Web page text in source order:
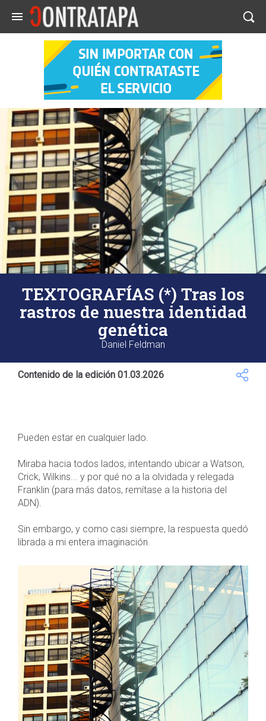
TEXTOGRAFÍAS (*) Tras los
rastros de nuestra identidad
genética
Daniel Feldman
Contenido de la edición 01.03.2026
Pueden estar en cualquier lado.
Miraba hacia todos lados, intentando ubicar a Watson,
Crick, Wilkins... y por qué no a la olvidada y relegada
Franklin (para más datos, remítase a la historia del
ADN).
Sin embargo, y como casi siempre, la respuesta quedó
librada a mi entera imaginación.